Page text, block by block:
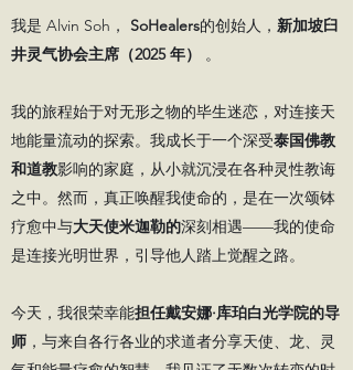
我是 Alvin Soh， SoHealers的创始人， 新加坡臼
井灵气协会主席（2025 年）
。
我的旅程始于对无形之物的毕生迷恋，对连接天
地能量流动的探索。我成长于一个深受泰国佛教
和道教影响的家庭，从小就沉浸在各种灵性教诲
之中。然而，真正唤醒我使命的，是在一次颂钵
疗愈中与大天使米迦勒的深刻相遇——我的使命
是连接光明世界，引导他人踏上觉醒之路。
今天，我很荣幸能担任戴安娜·库珀白光学院的导
师 ，与来自各行各业的求道者分享天使、龙、灵